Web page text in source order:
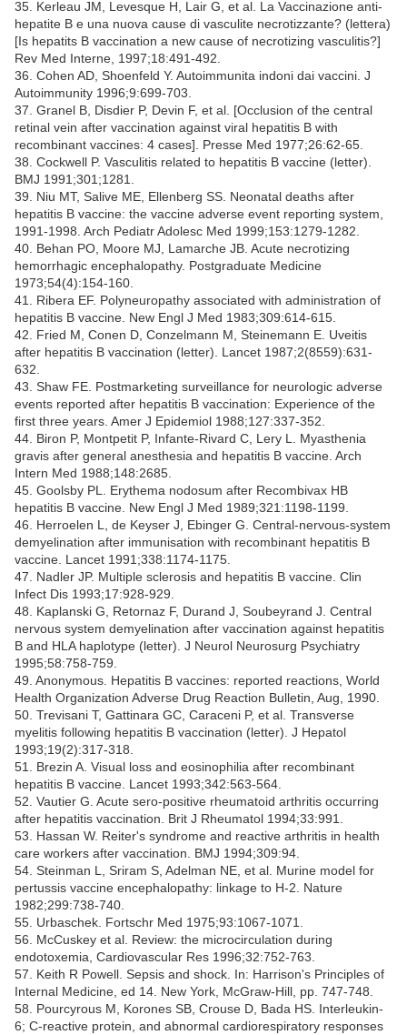
35. Kerleau JM, Levesque H, Lair G, et al. La Vaccinazione anti-
hepatite B e una nuova cause di vasculite necrotizzante? (lettera)
[Is hepatits B vaccination a new cause of necrotizing vasculitis?]
Rev Med Interne, 1997;18:491-492.
36. Cohen AD, Shoenfeld Y. Autoimmunita indoni dai vaccini. J
Autoimmunity 1996;9:699-703.
37. Granel B, Disdier P, Devin F, et al. [Occlusion of the central
retinal vein after vaccination against viral hepatitis B with
recombinant vaccines: 4 cases]. Presse Med 1977;26:62-65.
38. Cockwell P. Vasculitis related to hepatitis B vaccine (letter).
BMJ 1991;301;1281.
39. Niu MT, Salive ME, Ellenberg SS. Neonatal deaths after
hepatitis B vaccine: the vaccine adverse event reporting system,
1991-1998. Arch Pediatr Adolesc Med 1999;153:1279-1282.
40. Behan PO, Moore MJ, Lamarche JB. Acute necrotizing
hemorrhagic encephalopathy. Postgraduate Medicine
1973;54(4):154-160.
41. Ribera EF. Polyneuropathy associated with administration of
hepatitis B vaccine. New Engl J Med 1983;309:614-615.
42. Fried M, Conen D, Conzelmann M, Steinemann E. Uveitis
after hepatitis B vaccination (letter). Lancet 1987;2(8559):631-
632.
43. Shaw FE. Postmarketing surveillance for neurologic adverse
events reported after hepatitis B vaccination: Experience of the
first three years. Amer J Epidemiol 1988;127:337-352.
44. Biron P, Montpetit P, Infante-Rivard C, Lery L. Myasthenia
gravis after general anesthesia and hepatitis B vaccine. Arch
Intern Med 1988;148:2685.
45. Goolsby PL. Erythema nodosum after Recombivax HB
hepatitis B vaccine. New Engl J Med 1989;321:1198-1199.
46. Herroelen L, de Keyser J, Ebinger G. Central-nervous-system
demyelination after immunisation with recombinant hepatitis B
vaccine. Lancet 1991;338:1174-1175.
47. Nadler JP. Multiple sclerosis and hepatitis B vaccine. Clin
Infect Dis 1993;17:928-929.
48. Kaplanski G, Retornaz F, Durand J, Soubeyrand J. Central
nervous system demyelination after vaccination against hepatitis
B and HLA haplotype (letter). J Neurol Neurosurg Psychiatry
1995;58:758-759.
49. Anonymous. Hepatitis B vaccines: reported reactions, World
Health Organization Adverse Drug Reaction Bulletin, Aug, 1990.
50. Trevisani T, Gattinara GC, Caraceni P, et al. Transverse
myelitis following hepatitis B vaccination (letter). J Hepatol
1993;19(2):317-318.
51. Brezin A. Visual loss and eosinophilia after recombinant
hepatitis B vaccine. Lancet 1993;342:563-564.
52. Vautier G. Acute sero-positive rheumatoid arthritis occurring
after hepatitis vaccination. Brit J Rheumatol 1994;33:991.
53. Hassan W. Reiter's syndrome and reactive arthritis in health
care workers after vaccination. BMJ 1994;309:94.
54. Steinman L, Sriram S, Adelman NE, et al. Murine model for
pertussis vaccine encephalopathy: linkage to H-2. Nature
1982;299:738-740.
55. Urbaschek. Fortschr Med 1975;93:1067-1071.
56. McCuskey et al. Review: the microcirculation during
endotoxemia, Cardiovascular Res 1996;32:752-763.
57. Keith R Powell. Sepsis and shock. In: Harrison's Principles of
Internal Medicine, ed 14. New York, McGraw-Hill, pp. 747-748.
58. Pourcyrous M, Korones SB, Crouse D, Bada HS. Interleukin-
6; C-reactive protein, and abnormal cardiorespiratory responses